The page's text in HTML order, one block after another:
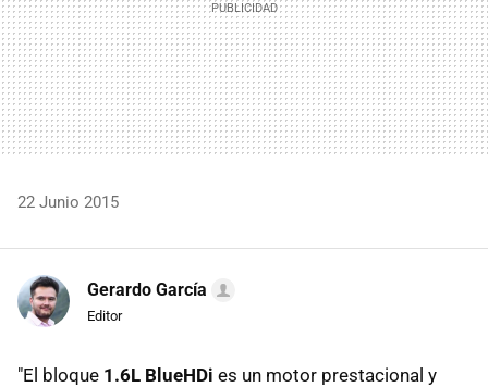
22 Junio 2015
Gerardo García
Editor
"El bloque 1.6L BlueHDi es un motor prestacional y